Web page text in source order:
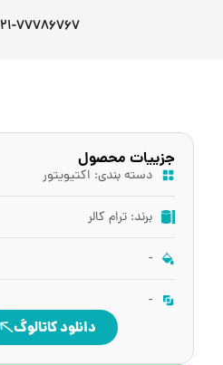
77786767
جزییات محصول
دسته بندی: اکتیویتور
برند: ترام کالر
-
-
دانلود کاتالوگ